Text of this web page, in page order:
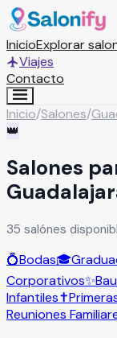
InicioExplorar
Viajes
Contacto
Inicio/Salones/
👑
Salones
35 salónes
💍Bodas🎓
Corporativos✨
Infantiles✝️
Reuniones